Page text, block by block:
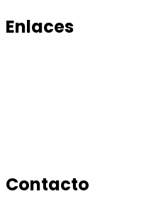
Enlaces
Contacto